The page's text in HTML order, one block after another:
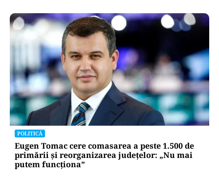
POLITICĂ
Eugen Tomac cere comasarea a peste 1.500 de
primării și reorganizarea județelor: „Nu mai
putem funcționa”